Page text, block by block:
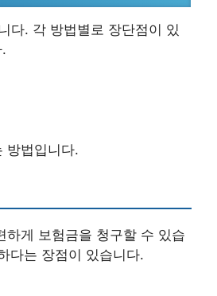
다. 각 방법별로 장단점이 있
방법입니다.
하게 보험금을 청구할 수 있습
다는 장점이 있습니다.